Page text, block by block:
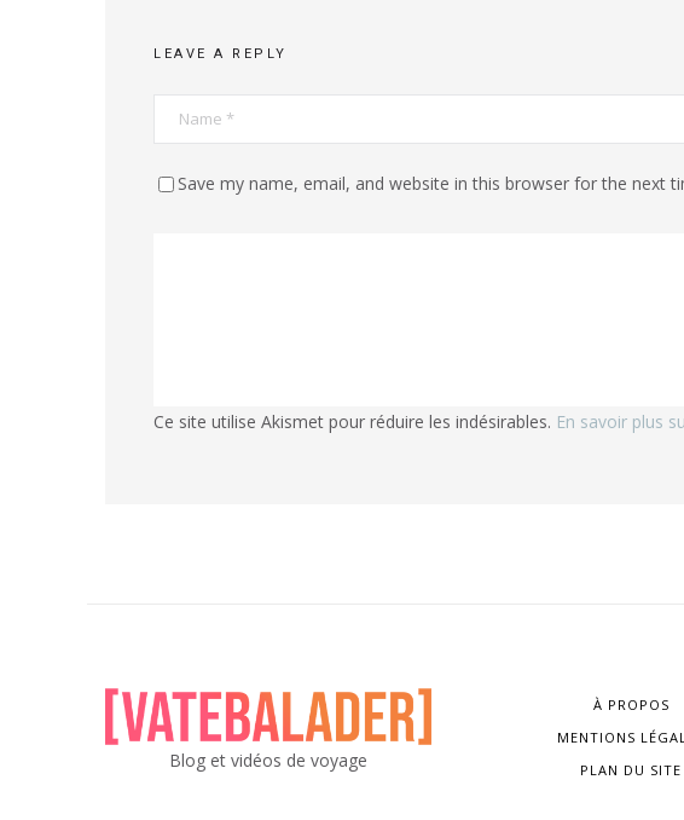
LEAVE A REPLY
Save my name, email, and website in this browser for the next
Ce site utilise Akismet pour réduire les indésirables. En savoir plus
Blog et vidéos de voyage
À PROPOS
MENTIONS
PLAN DU SITE